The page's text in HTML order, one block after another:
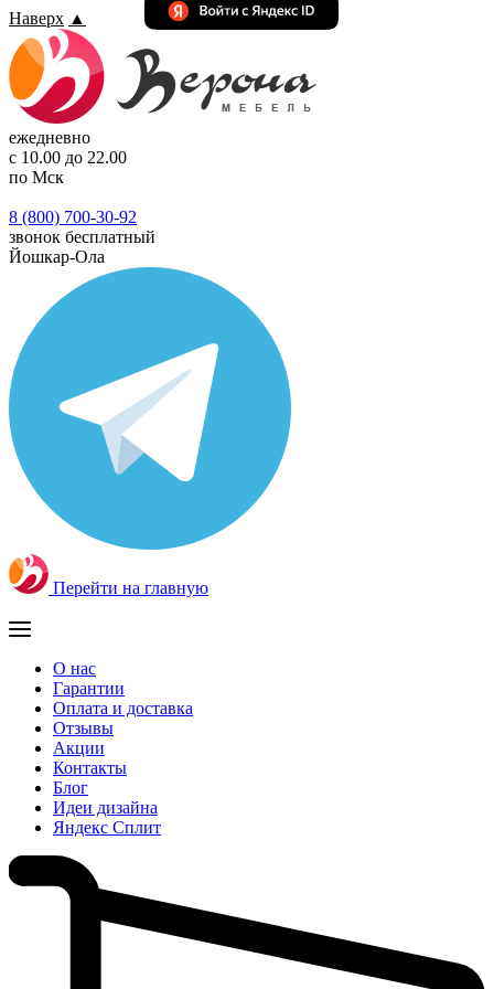
Наверх ▲
ежедневно
с 10.00 до 22.00
по Мск
8 (800) 700-30-92
звонок бесплатный
Йошкар-Ола
Перейти на главную
О нас
Гарантии
Оплата и доставка
Отзывы
Акции
Контакты
Блог
Идеи дизайна
Яндекс Сплит